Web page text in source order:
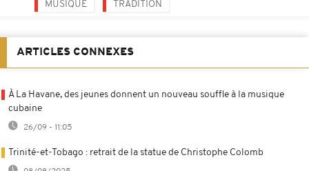
MUSIQUE TRADITION
ARTICLES CONNEXES
À La Havane, des jeunes donnent un nouveau souffle à la musique
cubaine
26/09 - 11:05
Trinité-et-Tobago : retrait de la statue de Christophe Colomb